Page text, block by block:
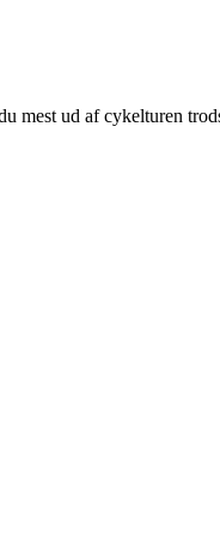
mest ud af cykelturen